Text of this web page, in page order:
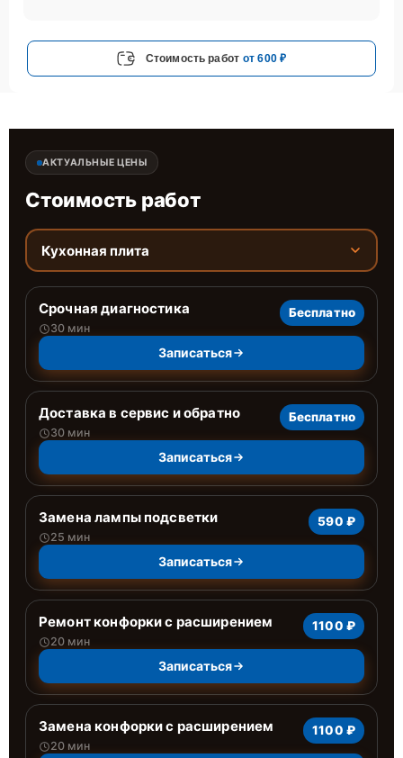
Стоимость работ от 600 ₽
АКТУАЛЬНЫЕ ЦЕНЫ
Стоимость работ
Кухонная плита
Срочная диагностика
30 мин
Бесплатно
Записаться
Доставка в сервис и обратно
30 мин
Бесплатно
Записаться
Замена лампы подсветки
25 мин
590 ₽
Записаться
Ремонт конфорки с расширением
20 мин
1100 ₽
Записаться
Замена конфорки с расширением
20 мин
1100 ₽